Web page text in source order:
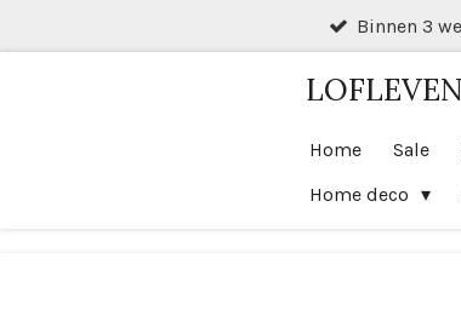
Binnen 3
LOFLEVEN
Home Sale
Home deco